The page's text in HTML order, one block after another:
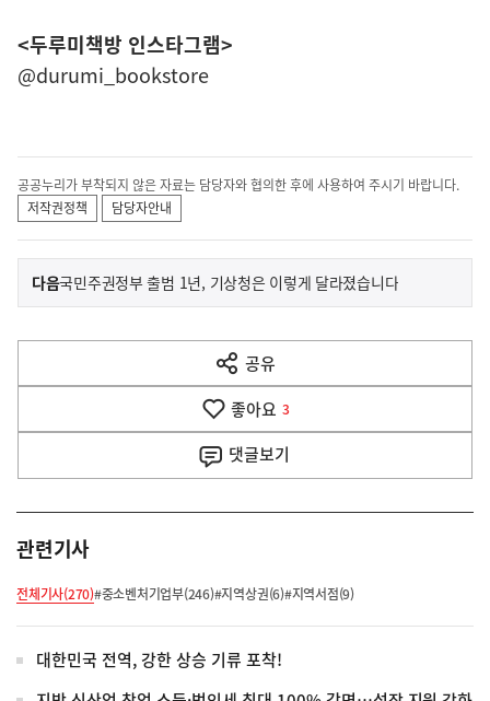
<두루미책방 인스타그램>
@durumi_bookstore
공공누리가 부착되지 않은 자료는 담당자와 협의한 후에 사용하여 주시기 바랍니다.
저작권정책
담당자안내
이
전
다
음
다음기
사
국민주권정부 출범 1년, 기상청은 이렇게 달라졌습니다
공유
열
기
좋아요 3
댓글보기
관련기사
전체기사(270)#중소벤처기업부(246)#지역상권(6)#지역서점(9)
대한민국 전역, 강한 상승 기류 포착!